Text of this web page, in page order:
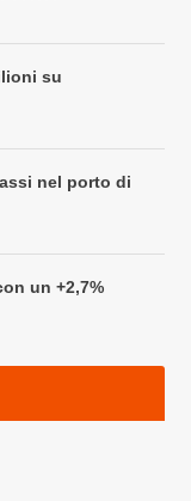
su
nel porto di
un +2,7%